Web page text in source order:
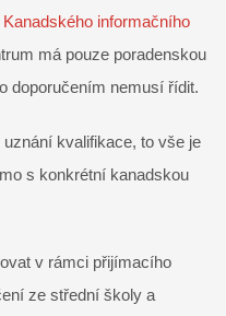
Kanadského informačního
má pouze poradenskou
doporučením nemusí řídit.
kvalifikace, to vše je
s konkrétní kanadskou
v rámci přijímacího
ze střední školy a